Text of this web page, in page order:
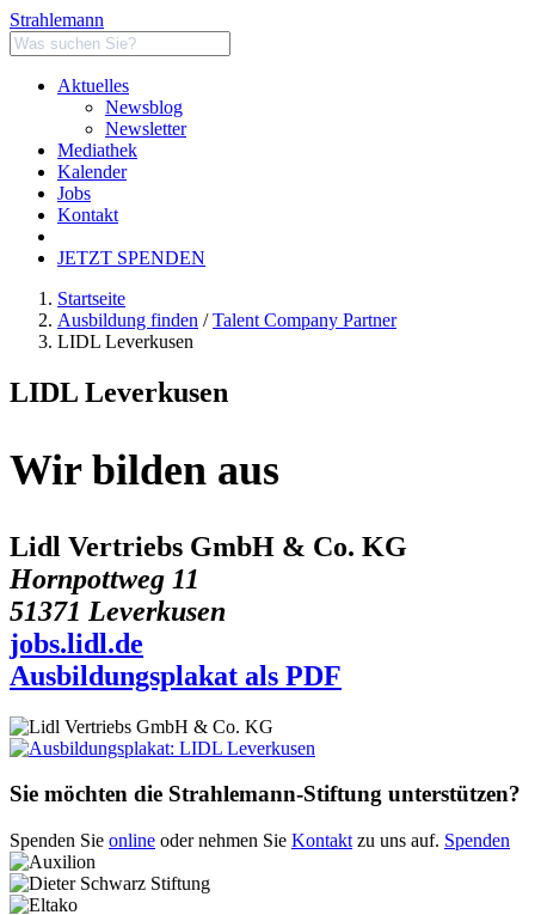
Strahlemann
Aktuelles
Newsblog
Newsletter
Mediathek
Kalender
Jobs
Kontakt
JETZT SPENDEN
Startseite
Ausbildung finden /Talent Company Partner
LIDL Leverkusen
LIDL Leverkusen
Wir bilden aus
Lidl Vertriebs GmbH & Co. KG
Hornpottweg 11
51371 Leverkusen
jobs.lidl.de
Ausbildungsplakat als PDF
Sie möchten die Strahlemann-Stiftung unterstützen?
Spenden Sie online oder nehmen Sie Kontakt zu uns auf. Spenden